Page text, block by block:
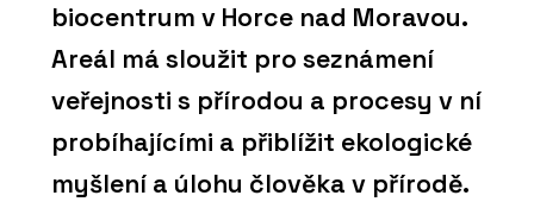
biocentrum v Horce nad Moravou.
Areál má sloužit pro seznámení
veřejnosti s přírodou a procesy v ní
probíhajícími a přiblížit ekologické
myšlení a úlohu člověka v přírodě.